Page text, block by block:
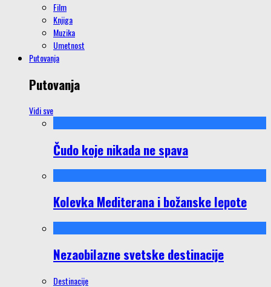
Film
Knjiga
Muzika
Umetnost
Putovanja
Putovanja
Vidi sve
Čudo koje nikada ne spava
Kolevka Mediterana i božanske lepote
Nezaobilazne svetske destinacije
Destinacije